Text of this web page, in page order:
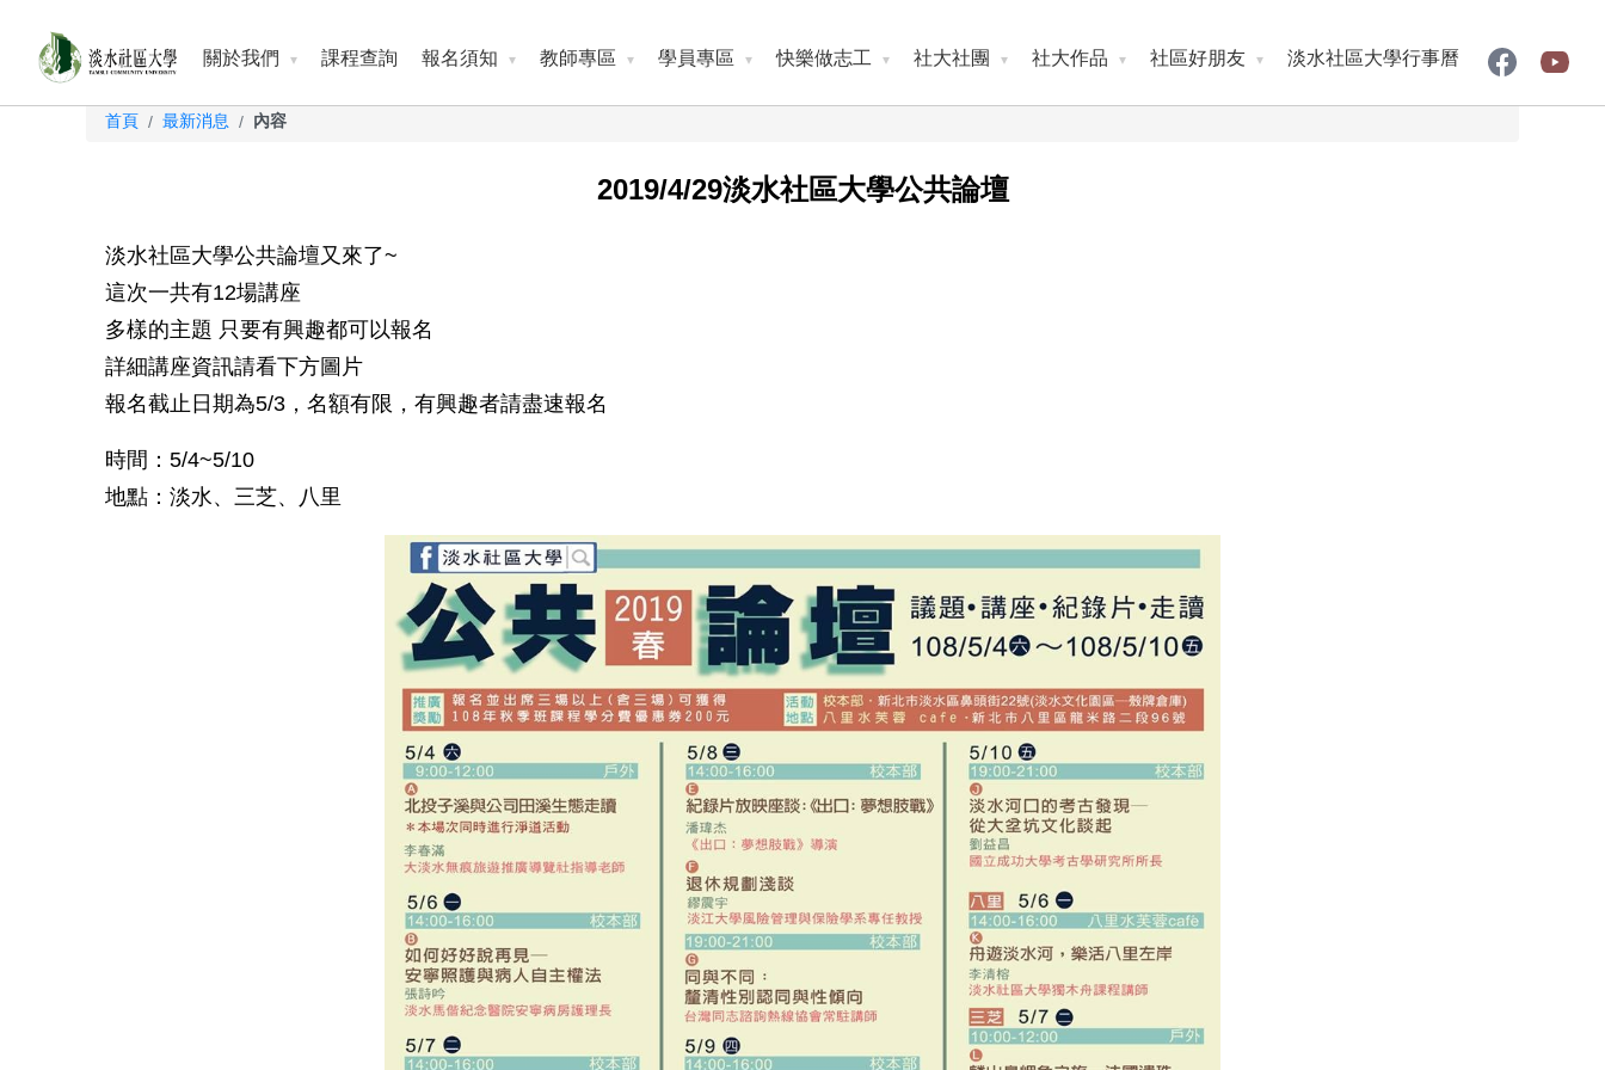
關於我們 課程查詢 報名須知 教師專區 學員專區 快樂做志工 社大社團 社大作品 社區好朋友 淡水社區大學行事曆
首頁 / 最新消息 / 內容
2019/4/29淡水社區大學公共論壇
淡水社區大學公共論壇又來了~
這次一共有12場講座
多樣的主題 只要有興趣都可以報名
詳細講座資訊請看下方圖片
報名截止日期為5/3，名額有限，有興趣者請盡速報名
時間：5/4~5/10
地點：淡水、三芝、八里